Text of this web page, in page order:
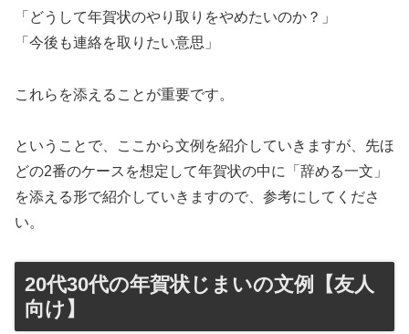
「どうして年賀状のやり取りをやめたいのか？」
「今後も連絡を取りたい意思」
これらを添えることが重要です。
ということで、ここから文例を紹介していきますが、先ほ
どの2番のケースを想定して年賀状の中に「辞める一文」
を添える形で紹介していきますので、参考にしてくださ
い。
20代30代の年賀状じまいの文例【友人
向け】